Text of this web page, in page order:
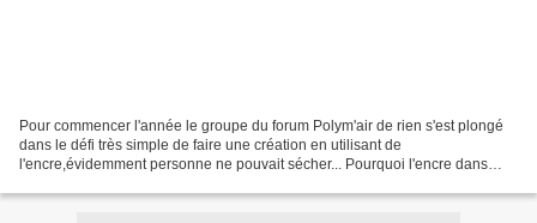
Pour commencer l'année le groupe du forum Polym'air de rien s'est plongé
dans le défi très simple de faire une création en utilisant de
l'encre,évidemment personne ne pouvait sécher... Pourquoi l'encre dans